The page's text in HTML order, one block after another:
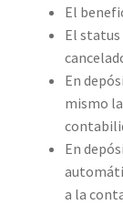
El
El
En
mismo
En
a la